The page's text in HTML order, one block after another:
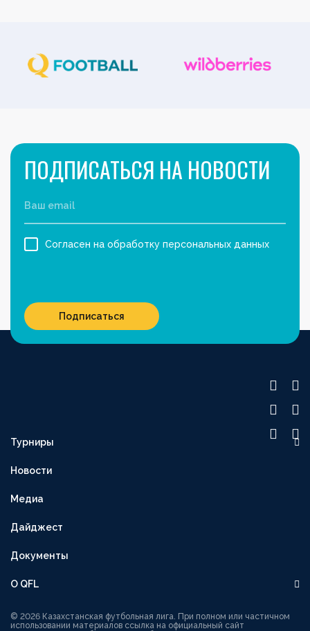
Турниры
OLIMPBET-КУБОК
ВТОРАЯ ЛИГА
ЖЕНСКАЯ ЛИГА
ЖЕНСКИЙ КУБОК
Новости
Медиа
Дайджест
Документы
О QFL
ПОДПИСАТЬСЯ НА НОВОСТИ
Согласен на обработку персональных данных
Подписаться
© 2026 Казахстанская футбольная лига. При полном или частичном
использовании материалов ссылка на официальный сайт